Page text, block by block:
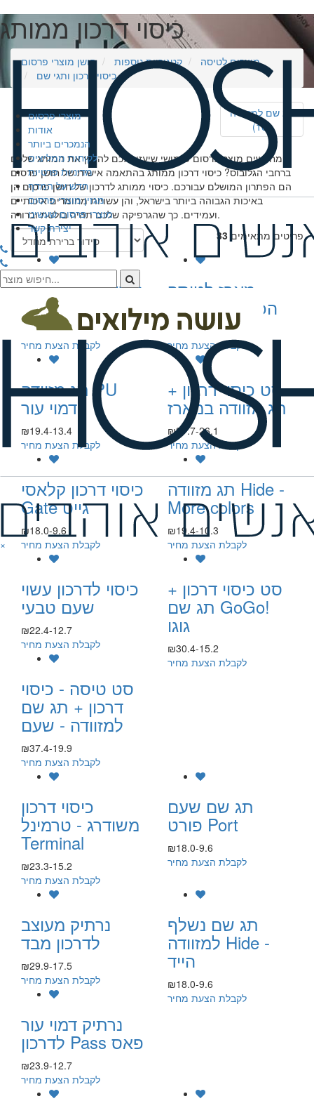
מוצרי פרסום
אודות
הנמכרים ביותר
לקוחות ממליצים
מדיניות פרטיות
חדש על המדף
מגזין מוצרי פרסום
מוצרי פרסום שעשינו
יצירת קשר
×
כיסוי דרכון ממותג
חושן מוצרי פרסום קטגוריות נוספות
מוצרים לטיסה
כיסוי דרכון ותגי שם
תג שם למזוודה
(16)
מחפשים מוצר פרסום שימושי שיעזור לכם להפיץ את המותג שלכם
ברחבי הגלובוס? כיסוי דרכון ממותג בהתאמה אישית של חושן פרסום
הם הפתרון המושלם עבורכם. כיסוי ממותג לדרכון של חושן פרסום הן
באיכות הגבוהה ביותר בישראל, והן עשויות מחומרים איכותיים
ועמידים. כך שהגרפיקה שלכם תהיה בולטת וברורה.
33 פריטים מתאימים
מארז לטיסה
הכולל 5 מוצרים
₪84.0-44.8
לקבלת הצעת מחיר
כיסוי דרכון בד עם
RFID
₪17.9-12.7
לקבלת הצעת מחיר
סט כיסוי דרכון +
תג מזוודה במארז
₪37.7-26.1
לקבלת הצעת מחיר
תג מזוודה PU
דמוי עור
₪19.4-13.4
לקבלת הצעת מחיר
תג מזוודה Hide -
More colors
₪19.4-10.3
לקבלת הצעת מחיר
כיסוי דרכון קלאסי
Gate גייט
₪18.0-9.6
לקבלת הצעת מחיר
סט כיסוי דרכון +
תג שם GoGo!
גוגו
₪30.4-15.2
לקבלת הצעת מחיר
כיסוי לדרכון עשוי
שעם טבעי
₪22.4-12.7
לקבלת הצעת מחיר
סט טיסה - כיסוי
דרכון + תג שם
למזוודה - שעם
₪37.4-19.9
לקבלת הצעת מחיר
תג שם שעם
פורט Port
₪18.0-9.6
לקבלת הצעת מחיר
כיסוי דרכון
משודרג - טרמינל
Terminal
₪23.3-15.2
לקבלת הצעת מחיר
תג שם נשלף
למזוודה Hide -
הייד
₪18.0-9.6
לקבלת הצעת מחיר
נרתיק מעוצב
לדרכון מבד
₪29.9-17.5
לקבלת הצעת מחיר
נרתיק דמוי עור
לדרכון Pass פאס
₪23.9-12.7
לקבלת הצעת מחיר